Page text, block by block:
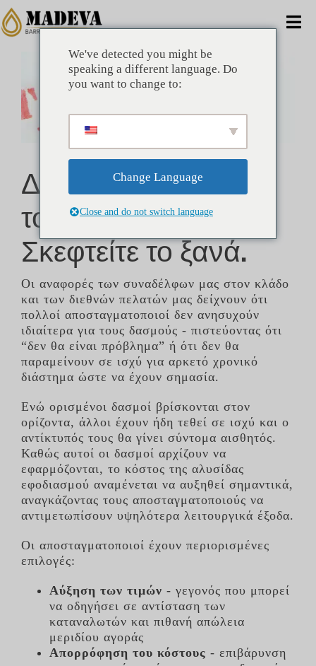
Μετάβαση
στο
περιεχόμενο
ΕΝΑΛΛΑΚΤΙΚΈΣ
ΕΜΠΟΡΙΚΌΣ
ΕΤΑΙΡΊΑ
ΟΦΈΛΗ
ΤΕΧΝΙΚΌΣ
ΝΈΑ
ΕΠΙΚΟΙΝΩΝΊΑ
STOAK
μεγαλύτερης
εικόνας
Δεν ανησυχείτε για
τους δασμούς;
Σκεφτείτε το ξανά.
Οι αναφορές των συναδέλφων μας στον κλάδο
και των διεθνών πελατών μας δείχνουν ότι
πολλοί αποσταγματοποιοί δεν ανησυχούν
ιδιαίτερα για τους δασμούς - πιστεύοντας ότι
“δεν θα είναι πρόβλημα” ή ότι δεν θα
παραμείνουν σε ισχύ για αρκετό χρονικό
διάστημα ώστε να έχουν σημασία.
Ενώ ορισμένοι δασμοί βρίσκονται στον
ορίζοντα, άλλοι έχουν ήδη τεθεί σε ισχύ και ο
αντίκτυπός τους θα γίνει σύντομα αισθητός.
Καθώς αυτοί οι δασμοί αρχίζουν να
εφαρμόζονται, το κόστος της αλυσίδας
εφοδιασμού αναμένεται να αυξηθεί σημαντικά,
αναγκάζοντας τους αποσταγματοποιούς να
αντιμετωπίσουν υψηλότερα λειτουργικά έξοδα.
Οι αποσταγματοποιοί έχουν περιορισμένες
επιλογές:
Αύξηση των τιμών - γεγονός που μπορεί
να οδηγήσει σε αντίσταση των
καταναλωτών και πιθανή απώλεια
μεριδίου αγοράς
Απορρόφηση του κόστους - επιβάρυνση
We've detected you might be
speaking a different language. Do
you want to change to:
Change Language
Close and do not switch language